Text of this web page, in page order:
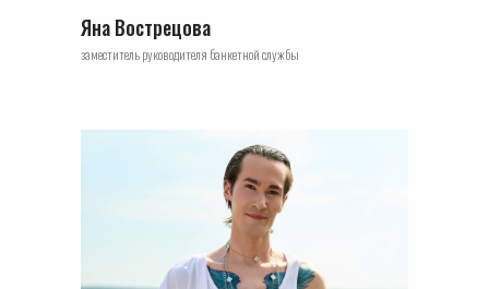
Яна Вострецова
заместитель руководителя банкетной службы